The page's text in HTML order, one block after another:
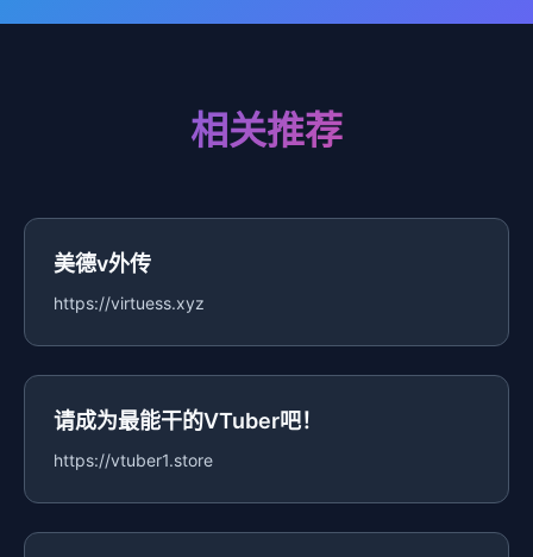
相关推荐
美德v外传
https://virtuess.xyz
请成为最能干的VTuber吧！
https://vtuber1.store